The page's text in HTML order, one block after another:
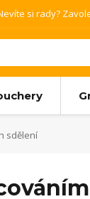
si rady?
sdělení